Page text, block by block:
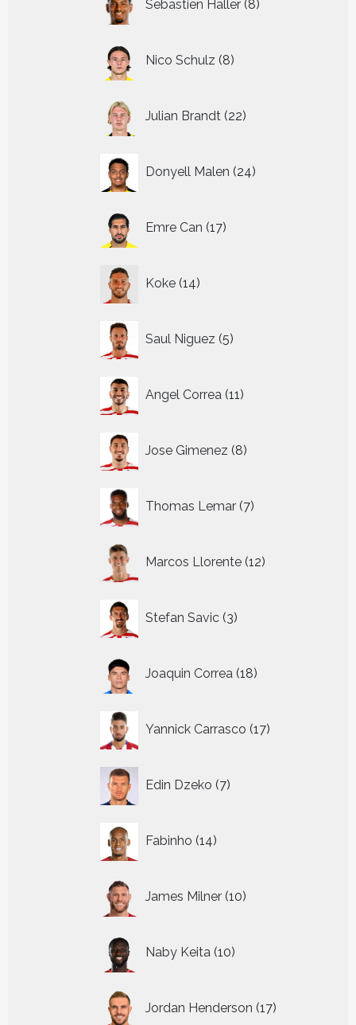
Sebastien Haller 8
producten
Nico Schulz 8
producten
Julian Brandt 22
producten
Donyell Malen 24
producten
Emre Can 17
producten
Koke 14
producten
Saul Niguez 5
producten
Angel Correa 11
producten
Jose Gimenez 8
producten
Thomas Lemar 7
producten
Marcos Llorente 12
producten
Stefan Savic 3
producten
Joaquin Correa 18
producten
Yannick Carrasco 17
producten
Edin Dzeko 7
producten
Fabinho 14
producten
James Milner 10
producten
Naby Keita 10
producten
Jordan Henderson 17
producten